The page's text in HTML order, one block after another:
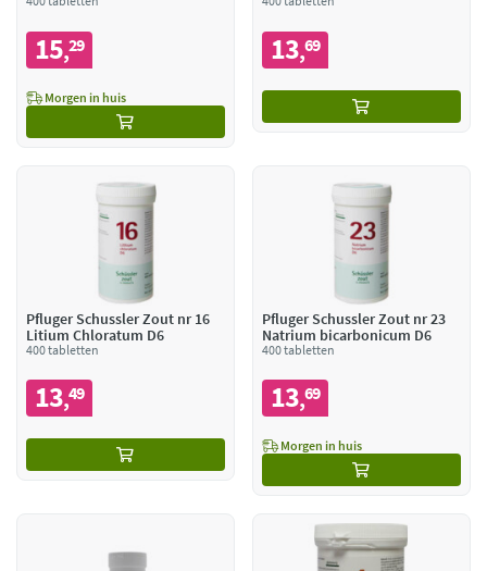
15,29
Morgen in huis
13,69
Pfluger Schussler Zout nr 16
Litium Chloratum D6
400 tabletten
13,49
Pfluger Schussler Zout nr 23
Natrium bicarbonicum D6
400 tabletten
13,69
Morgen in huis